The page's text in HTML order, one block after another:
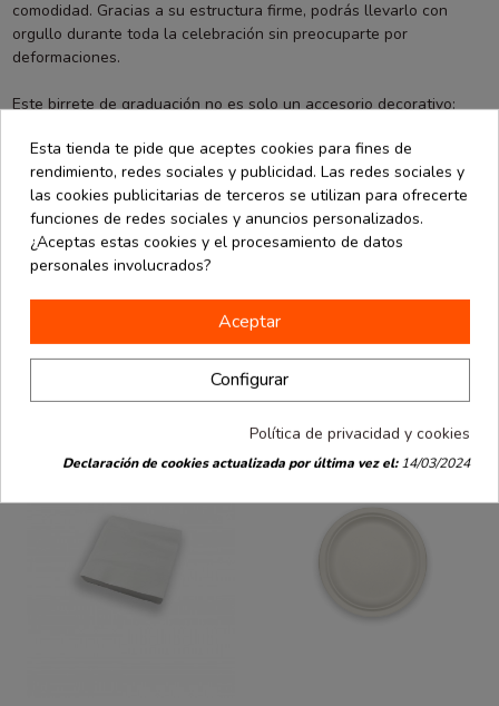
comodidad. Gracias a su estructura firme, podrás llevarlo con
orgullo durante toda la celebración sin preocuparte por
deformaciones.
Este birrete de graduación no es solo un accesorio decorativo:
detalle que completa tu atuendo académico y el símbolo perfecto
de todo lo que has conseguido. Ideal para estudiantes de
universidades, institutos y academias, este sombrero de
graduación es la mejor elección para vivir y revivir un momento tan
especial.
Los clientes que compraron este producto
también han comprado:
Esta tienda te pide que aceptes cookies para fines de
rendimiento, redes sociales y publicidad. Las redes sociales y
las cookies publicitarias de terceros se utilizan para ofrecerte
funciones de redes sociales y anuncios personalizados.
¿Aceptas estas cookies y el procesamiento de datos
personales involucrados?
Aceptar
Configurar
Política de privacidad y cookies
Declaración de cookies actualizada por última vez el:14/03/2024